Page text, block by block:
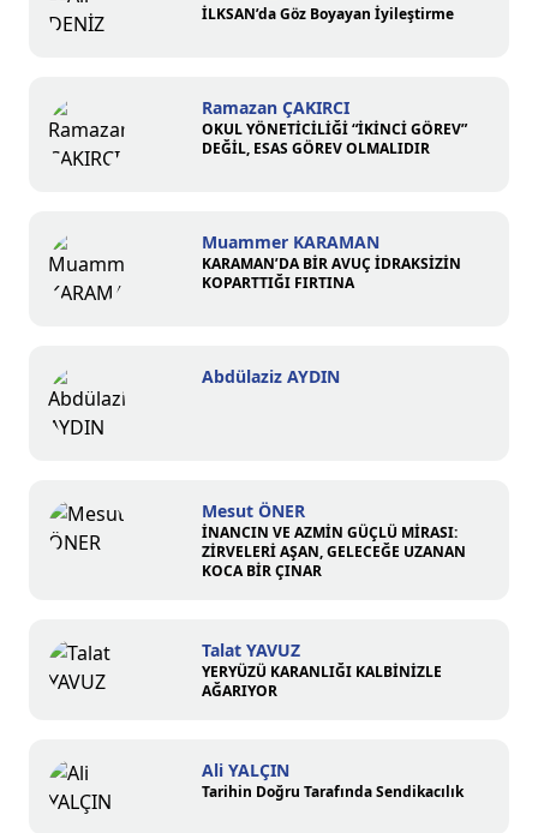
İLKSAN’da Göz Boyayan İyileştirme
Ramazan ÇAKIRCI
OKUL YÖNETİCİLİĞİ “İKİNCİ GÖREV”
DEĞİL, ESAS GÖREV OLMALIDIR
Muammer KARAMAN
KARAMAN’DA BİR AVUÇ İDRAKSİZİN
KOPARTTIĞI FIRTINA
Abdülaziz AYDIN
Mesut ÖNER
İNANCIN VE AZMİN GÜÇLÜ MİRASI:
ZİRVELERİ AŞAN, GELECEĞE UZANAN
KOCA BİR ÇINAR
Talat YAVUZ
YERYÜZÜ KARANLIĞI KALBİNİZLE
AĞARIYOR
Ali YALÇIN
Tarihin Doğru Tarafında Sendikacılık